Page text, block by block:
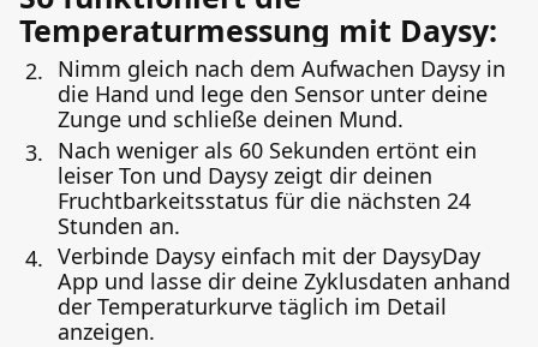
Temperaturmessung mit Daysy:
Nimm gleich nach dem Aufwachen Daysy in
die Hand und lege den Sensor unter deine
Zunge und schließe deinen Mund.
Nach weniger als 60 Sekunden ertönt ein
leiser Ton und Daysy zeigt dir deinen
Fruchtbarkeitsstatus für die nächsten 24
Stunden an.
Verbinde Daysy einfach mit der DaysyDay
App und lasse dir deine Zyklusdaten anhand
der Temperaturkurve täglich im Detail
anzeigen.